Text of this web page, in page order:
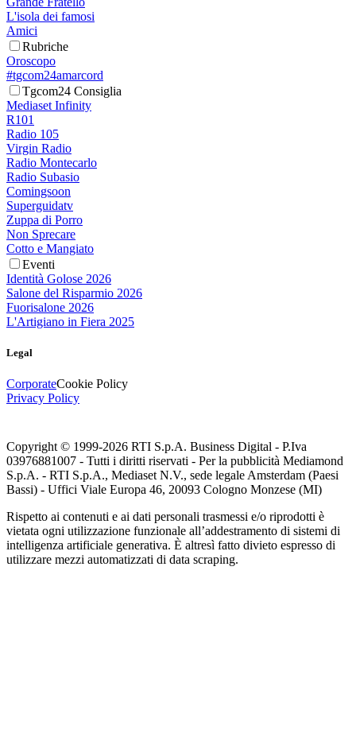
L'isola dei famosi
Amici
Rubriche
Oroscopo
#tgcom24amarcord
Tgcom24 Consiglia
Mediaset Infinity
R101
Radio 105
Virgin Radio
Radio Montecarlo
Radio Subasio
Comingsoon
Superguidatv
Zuppa di Porro
Non Sprecare
Cotto e Mangiato
Eventi
Identità Golose 2026
Salone del Risparmio 2026
Fuorisalone 2026
L'Artigiano in Fiera 2025
Legal
CorporateCookie Policy
Privacy Policy
Copyright © 1999-2026 RTI S.p.A. Business Digital - P.Iva
03976881007 - Tutti i diritti riservati - Per la pubblicità Mediamond
S.p.A. - RTI S.p.A., Mediaset N.V., sede legale Amsterdam (Paesi
Bassi) - Uffici Viale Europa 46, 20093 Cologno Monzese (MI)
Rispetto ai contenuti e ai dati personali trasmessi e/o riprodotti è
vietata ogni utilizzazione funzionale all’addestramento di sistemi di
intelligenza artificiale generativa. È altresì fatto divieto espresso di
utilizzare mezzi automatizzati di data scraping.